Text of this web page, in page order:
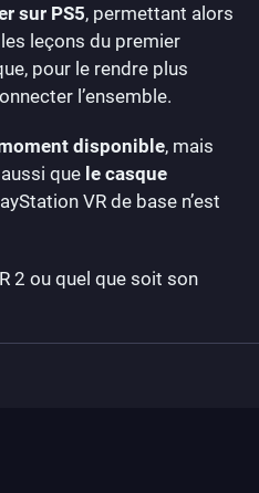
sur PS5, permettant alors
leçons du premier
pour le rendre plus
l’ensemble.
disponible, mais
que le casque
VR de base n’est
2 ou quel que soit son